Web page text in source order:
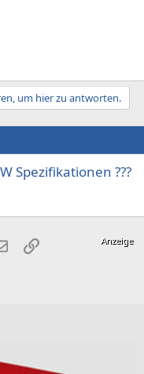
um hier zu antworten.
Spezifikationen ???
E-MailLink